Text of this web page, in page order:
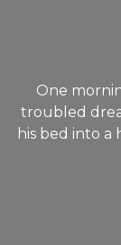
One
troubled
his bed into a